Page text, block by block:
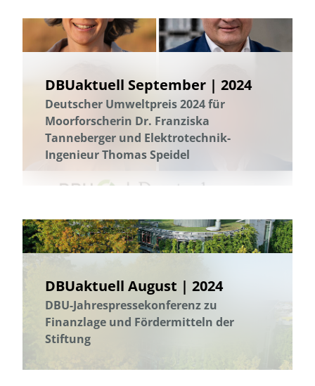
DBUaktuell September | 2024
Deutscher Umweltpreis 2024 für
Moorforscherin Dr. Franziska
Tanneberger und Elektrotechnik-
Ingenieur Thomas Speidel
DBUaktuell August | 2024
DBU-Jahrespressekonferenz zu
Finanzlage und Fördermitteln der
Stiftung